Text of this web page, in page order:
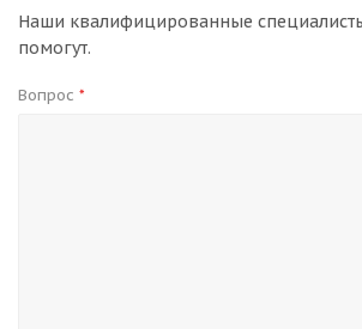
Наши квалифицированные
помогут.
Вопрос *